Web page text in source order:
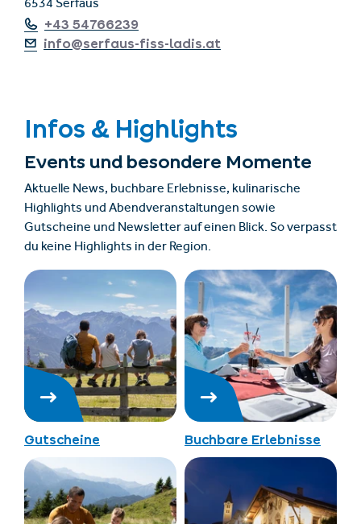
6534 Serfaus
+43 54766239
info@serfaus-fiss-ladis.at
Infos & Highlights
Events und besondere Momente
Aktuelle News, buchbare Erlebnisse, kulinarische
Highlights und Abendveranstaltungen sowie
Gutscheine und Newsletter auf einen Blick. So verpasst
du keine Highlights in der Region.
Gutscheine Buchbare Erlebnisse